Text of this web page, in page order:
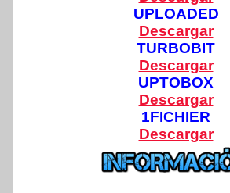
UPLOADED
Descargar
TURBOBIT
Descargar
UPTOBOX
Descargar
1FICHIER
Descargar